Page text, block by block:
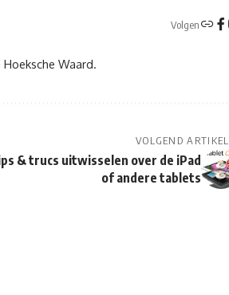
Volgen
Waard.
VOLGEND ARTIKEL
& trucs uitwisselen over de iPad
of andere tablets